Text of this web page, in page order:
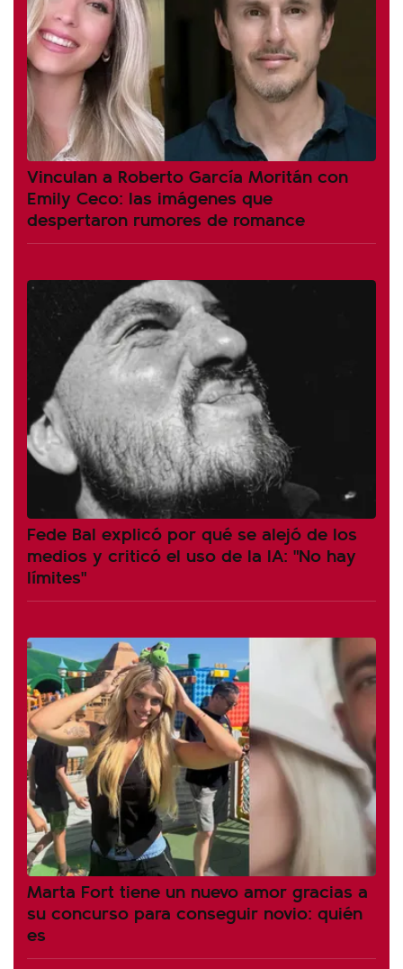
Vinculan a Roberto García Moritán con
Emily Ceco: las imágenes que
despertaron rumores de romance
Fede Bal explicó por qué se alejó de los
medios y criticó el uso de la IA: "No hay
límites"
Marta Fort tiene un nuevo amor gracias a
su concurso para conseguir novio: quién
es